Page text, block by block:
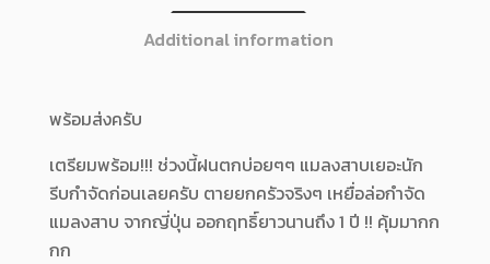
Additional information
พร้อมส่งครับ
เตรียมพร้อม!!! ช่วงนี้ฝนตกบ่อยๆๆ แมลงสาบเยอะนัก
รีบกำจัดก่อนเลยครับ ตายยกครัวจริงๆ เหยื่อล่อกำจัด
แมลงสาบ จากญี่ปุ่น ออกฤทธิ์ยาวนานถึง 1 ปี !! คุ้มมากก
กก